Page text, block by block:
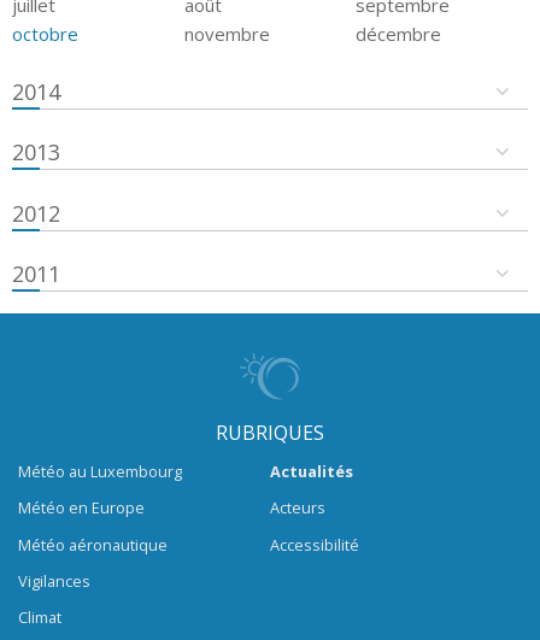
juillet
août
septembre
octobre
novembre décembre
2014
2013
2012
2011
RUBRIQUES
Météo au Luxembourg
Météo en Europe
Météo aéronautique
Vigilances
Climat
Actualités
Acteurs
Accessibilité